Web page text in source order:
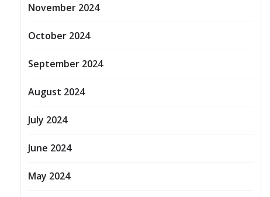
November 2024
October 2024
September 2024
August 2024
July 2024
June 2024
May 2024